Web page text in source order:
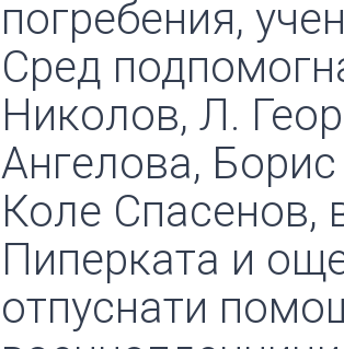
погребения,
Сред
Николов, Л.
Ангелова,
Коле Спасенов,
Пиперката и
отпуснати